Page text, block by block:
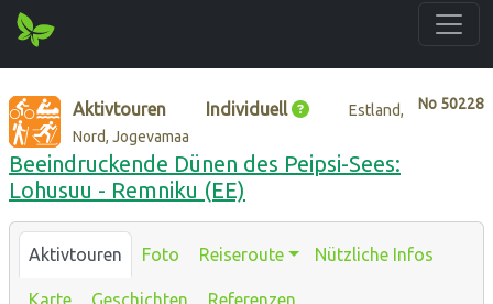
No 50228
Aktivtouren Individuell
Estland,
Nord, Jogevamaa
Beeindruckende Dünen des Peipsi-Sees:
Lohusuu - Remniku (EE)
Aktivtouren Foto Reiseroute Nützliche Infos
Karte Geschichten Referenzen